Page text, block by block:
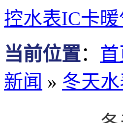
控水表IC卡
当前位置：
新闻 » 冬天